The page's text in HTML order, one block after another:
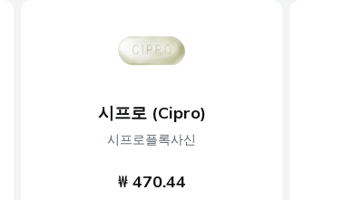
시프로 (Cipro)
시프로플록사신
₩ 470.44